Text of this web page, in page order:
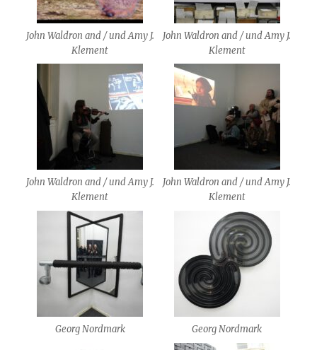
John Waldron and / und Amy J.
Klement
John Waldron and / und Amy J.
Klement
John Waldron and / und Amy J.
Klement
John Waldron and / und Amy J.
Klement
Georg Nordmark Georg Nordmark